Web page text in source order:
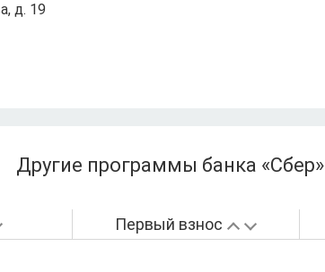
д. 19
Другие программы банка «Сбер»
Первый взнос